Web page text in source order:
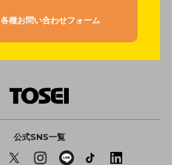
各種お問い合わせフォーム
公式SNS一覧